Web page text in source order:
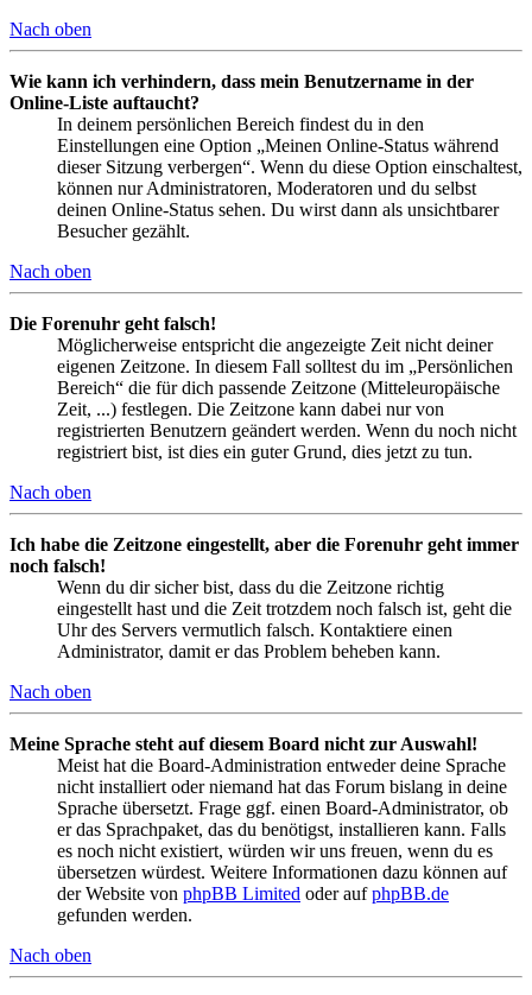
Nach oben
Wie kann ich verhindern, dass mein Benutzername in der
Online-Liste auftaucht?
In deinem persönlichen Bereich findest du in den
Einstellungen eine Option „Meinen Online-Status während
dieser Sitzung verbergen“. Wenn du diese Option einschaltest,
können nur Administratoren, Moderatoren und du selbst
deinen Online-Status sehen. Du wirst dann als unsichtbarer
Besucher gezählt.
Nach oben
Die Forenuhr geht falsch!
Möglicherweise entspricht die angezeigte Zeit nicht deiner
eigenen Zeitzone. In diesem Fall solltest du im „Persönlichen
Bereich“ die für dich passende Zeitzone (Mitteleuropäische
Zeit, ...) festlegen. Die Zeitzone kann dabei nur von
registrierten Benutzern geändert werden. Wenn du noch nicht
registriert bist, ist dies ein guter Grund, dies jetzt zu tun.
Nach oben
Ich habe die Zeitzone eingestellt, aber die Forenuhr geht immer
noch falsch!
Wenn du dir sicher bist, dass du die Zeitzone richtig
eingestellt hast und die Zeit trotzdem noch falsch ist, geht die
Uhr des Servers vermutlich falsch. Kontaktiere einen
Administrator, damit er das Problem beheben kann.
Nach oben
Meine Sprache steht auf diesem Board nicht zur Auswahl!
Meist hat die Board-Administration entweder deine Sprache
nicht installiert oder niemand hat das Forum bislang in deine
Sprache übersetzt. Frage ggf. einen Board-Administrator, ob
er das Sprachpaket, das du benötigst, installieren kann. Falls
es noch nicht existiert, würden wir uns freuen, wenn du es
übersetzen würdest. Weitere Informationen dazu können auf
der Website von phpBB Limited oder aufphpBB.de
gefunden werden.
Nach oben